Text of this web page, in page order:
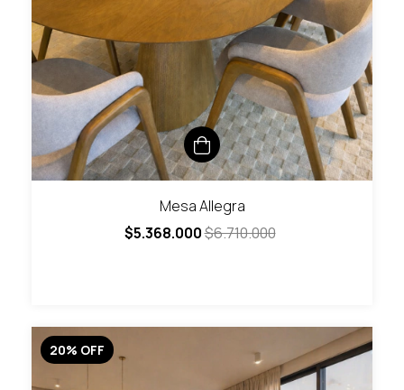
Mesa Allegra
$5.368.000$6.710.000
20% OFF